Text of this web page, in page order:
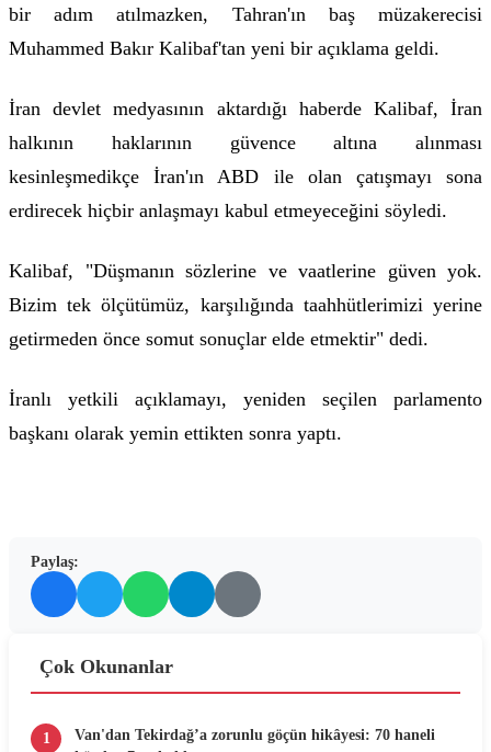
bir adım atılmazken, Tahran'ın baş müzakerecisi
Muhammed Bakır Kalibaf'tan yeni bir açıklama geldi.
İran devlet medyasının aktardığı haberde Kalibaf, İran
halkının haklarının güvence altına alınması
kesinleşmedikçe İran'ın ABD ile olan çatışmayı sona
erdirecek hiçbir anlaşmayı kabul etmeyeceğini söyledi.
Kalibaf, "Düşmanın sözlerine ve vaatlerine güven yok.
Bizim tek ölçütümüz, karşılığında taahhütlerimizi yerine
getirmeden önce somut sonuçlar elde etmektir" dedi.
İranlı yetkili açıklamayı, yeniden seçilen parlamento
başkanı olarak yemin ettikten sonra yaptı.
Paylaş:
Çok Okunanlar
1
Van'dan Tekirdağ’a zorunlu göçün hikâyesi: 70 haneli